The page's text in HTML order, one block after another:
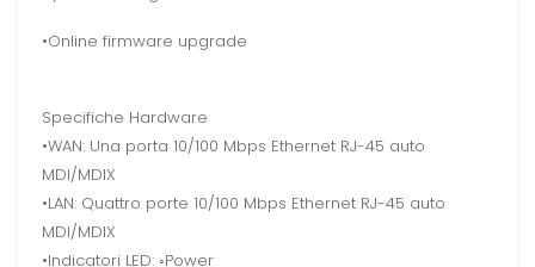
•Online firmware upgrade
Specifiche Hardware
•WAN: Una porta 10/100 Mbps Ethernet RJ-45 auto
MDI/MDIX
•LAN: Quattro porte 10/100 Mbps Ethernet RJ-45 auto
MDI/MDIX
•Indicatori LED: ◦Power